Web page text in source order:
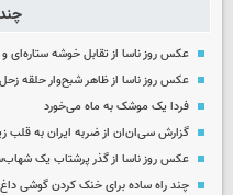
عکس روز ناسا از تقابل خوشه ستاره‌ای و
عکس روز ناسا از ظاهر شبح‌وار حلقه زحل
فردا یک موشک به ماه می‌خورد
گزارش سی‌ان‌ان از ضربه ایران به
عکس روز ناسا از گذر پرشتاب یک
چند راه‌ ساده برای خنک کردن گوشی داغ